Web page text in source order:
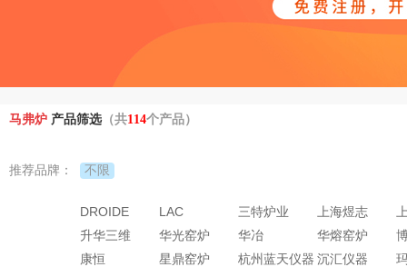
马弗炉 产品筛选（共114个产品）
推荐品牌： 不限
DROIDE LAC 三特炉业 上海煜志
升华三维
华光窑炉 华冶 华熔窑炉
康恒
星鼎窑炉 杭州蓝天仪器 沉汇仪器